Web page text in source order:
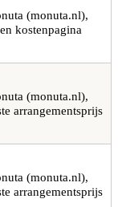
(monuta.nl),
kostenpagina
(monuta.nl),
arrangementsprijs
(monuta.nl),
arrangementsprijs